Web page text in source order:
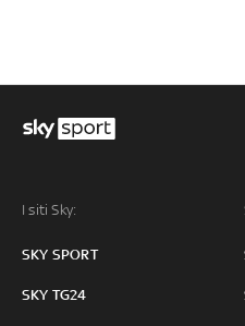
I siti Sky:
SKY SPORT
SKY TG24